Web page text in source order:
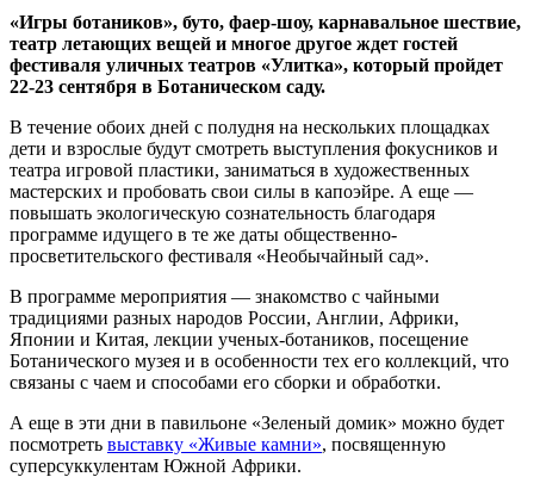
«Игры ботаников», буто, фаер-шоу, карнавальное шествие,
театр летающих вещей и многое другое ждет гостей
фестиваля уличных театров «Улитка», который пройдет
22-23 сентября в Ботаническом саду.
В течение обоих дней с полудня на нескольких площадках
дети и взрослые будут смотреть выступления фокусников и
театра игровой пластики, заниматься в художественных
мастерских и пробовать свои силы в капоэйре. А еще —
повышать экологическую сознательность благодаря
программе идущего в те же даты общественно-
просветительского фестиваля «Необычайный сад».
В программе мероприятия — знакомство с чайными
традициями разных народов России, Англии, Африки,
Японии и Китая, лекции ученых-ботаников, посещение
Ботанического музея и в особенности тех его коллекций, что
связаны с чаем и способами его сборки и обработки.
А еще в эти дни в павильоне «Зеленый домик» можно будет
посмотреть выставку «Живые камни», посвященную
суперсуккулентам Южной Африки.